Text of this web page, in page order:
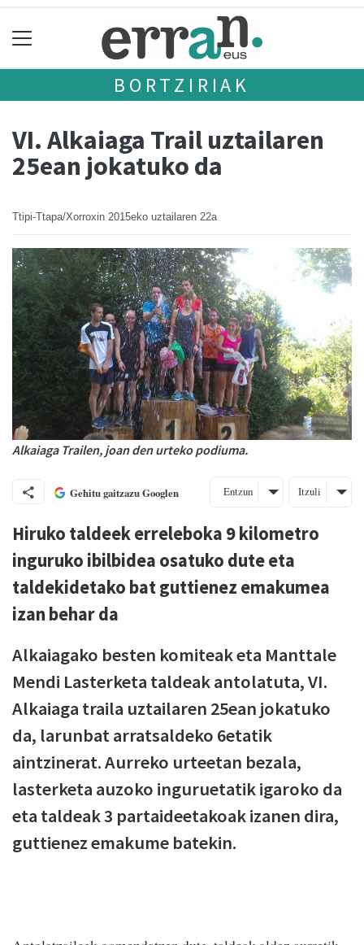
BORTZIRIAK
VI. Alkaiaga Trail uztailaren
25ean jokatuko da
Ttipi-Ttapa/Xorroxin 2015eko uztailaren 22a
Alkaiaga Trailen, joan den urteko podiuma.
Gehitu gaitzazu Googlen Entzun Itzuli
Hiruko taldeek erreleboka 9 kilometro
inguruko ibilbidea osatuko dute eta
taldekidetako bat guttienez emakumea
izan behar da
Alkaiagako besten komiteak eta Manttale
Mendi Lasterketa taldeak antolatuta, VI.
Alkaiaga traila uztailaren 25ean jokatuko
da, larunbat arratsaldeko 6etatik
aintzinerat. Aurreko urteetan bezala,
lasterketa auzoko inguruetatik igaroko da
eta taldeak 3 partaideetakoak izanen dira,
guttienez emakume batekin.